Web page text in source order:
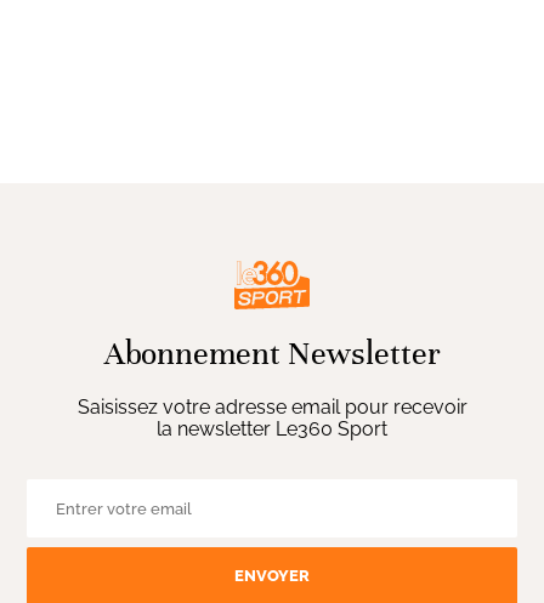
Abonnement Newsletter
Saisissez votre adresse email pour recevoir
la newsletter Le360 Sport
ENVOYER